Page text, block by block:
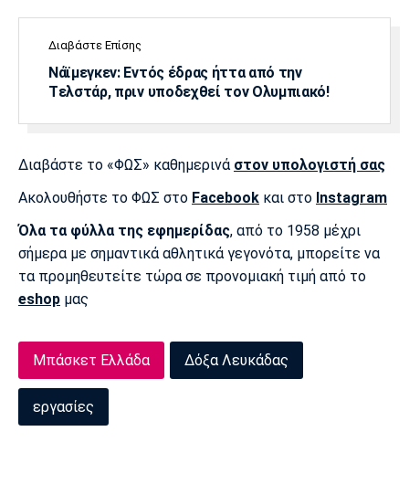
Διαβάστε Επίσης
Νάϊμεγκεν: Εντός έδρας ήττα από την
Tελστάρ, πριν υποδεχθεί τον Ολυμπιακό!
Διαβάστε το «ΦΩΣ» καθημερινά στον υπολογιστή σας
Ακολουθήστε το ΦΩΣ στο Facebook και στο Instagram
Όλα τα φύλλα της εφημερίδας, από το 1958 μέχρι
σήμερα με σημαντικά αθλητικά γεγονότα, μπορείτε να
τα προμηθευτείτε τώρα σε προνομιακή τιμή από το
eshop μας
Μπάσκετ Ελλάδα Δόξα Λευκάδας
εργασίες